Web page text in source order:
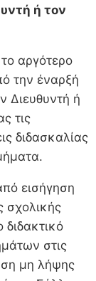
ή τον
αργότερο
την έναρξή
Διευθυντή ή
τις
διδασκαλίας
εισήγηση
σχολικής
στις
μη λήψης